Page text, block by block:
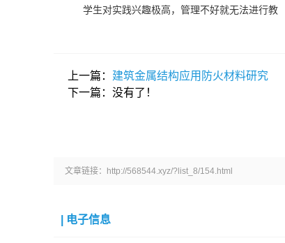
学生对实践兴趣极高，管理不好就无法进行教
上一篇： 建筑金属结构应用防火材料研究
下一篇：没有了！
文章链接：http://568544.xyz/?list_8/154.html
电子信息